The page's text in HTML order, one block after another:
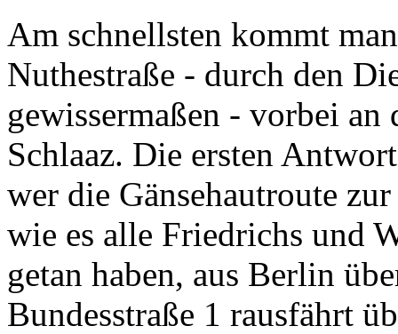
Am schnellsten kommt
Nuthestraße - durch den
gewissermaßen - vorbei
Schlaaz. Die ersten
wer die Gänsehautroute
wie es alle Friedrichs und
getan haben, aus Berlin
Bundesstraße 1 rausfährt